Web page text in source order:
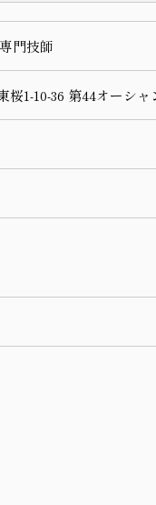
門技師
桜1-10-36 第44オーシ